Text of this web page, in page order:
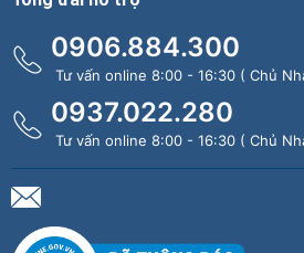
0906.884.300
Tư vấn online 8:00 - 16:30 ( Chủ
0937.022.280
Tư vấn online 8:00 - 16:30 ( Chủ